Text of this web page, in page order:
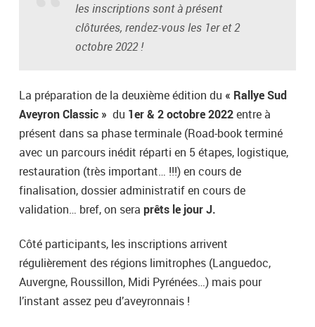
les inscriptions sont à présent
clôturées, rendez-vous les 1er et 2
octobre 2022 !
La préparation de la deuxième édition du « Rallye Sud
Aveyron Classic » du 1er & 2 octobre2022entre à
présent dans sa phase terminale (Road-book terminé
avec un parcours inédit réparti en 5 étapes, logistique,
restauration (très important… !!!) en cours de
finalisation, dossier administratif en cours de
validation… bref, on sera prêts le jour J.
Côté participants, les inscriptions arrivent
régulièrement des régions limitrophes (Languedoc,
Auvergne, Roussillon, Midi Pyrénées…) mais pour
l’instant assez peu d’aveyronnais !